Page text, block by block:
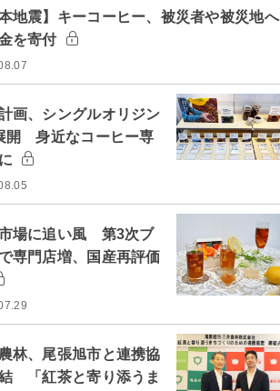
本地震】キーコーヒー、被災者や被災地へ
を寄付
画、シングルオリジン
開 身近なコーヒー専
場に追い風 第3次ブ
専門店増、国産再評価
林、尾張旭市と連携協
「紅茶と寄り添うま